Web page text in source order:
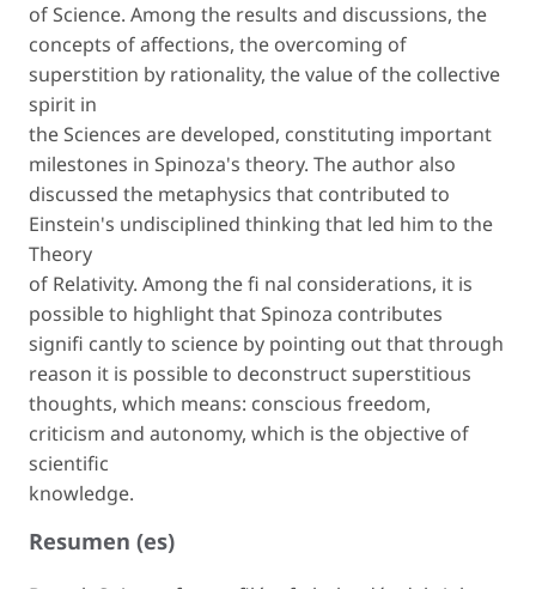
of Science. Among the results and discussions, the
concepts of affections, the overcoming of
superstition by rationality, the value of the collective
spirit in
the Sciences are developed, constituting important
milestones in Spinoza's theory. The author also
discussed the metaphysics that contributed to
Einstein's undisciplined thinking that led him to the
Theory
of Relativity. Among the fi nal considerations, it is
possible to highlight that Spinoza contributes
signifi cantly to science by pointing out that through
reason it is possible to deconstruct superstitious
thoughts, which means: conscious freedom,
criticism and autonomy, which is the objective of
scientific
knowledge.
Resumen (es)